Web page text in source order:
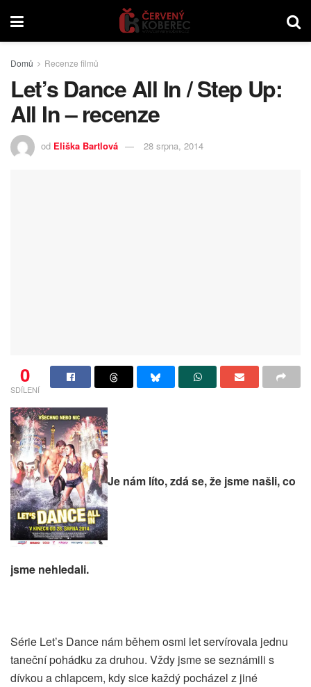
Domů Recenze filmů
Let’s Dance All In / Step Up:
All In – recenze
od Eliška Bartlová 28 srpna, 2014
0
SDÍLENÍ
Je nám líto, zdá se, že jsme našli, co
jsme nehledali.
Série Let’s Dance nám během osmi let servírovala jednu
taneční pohádku za druhou. Vždy jsme se seznámili s
dívkou a chlapcem, kdy sice každý pocházel z jiné